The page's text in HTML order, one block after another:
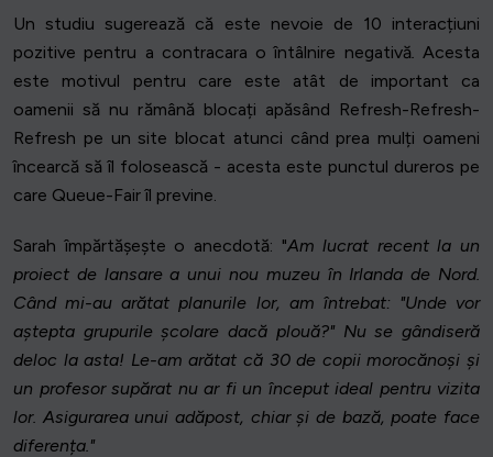
Un studiu sugerează că este nevoie de 10 interacțiuni
pozitive pentru a contracara o întâlnire negativă
Acesta
este motivul pentru care este atât de important ca
oamenii să nu rămână blocați apăsând Refresh-Refresh-
Refresh pe un site blocat atunci când prea mulți oameni
încearcă să îl folosească - acesta este punctul dureros pe
care Queue-Fair îl previne.
Sarah împărtășește o anecdotă: "Am lucrat recent la un
proiect de lansare a unui nou muzeu în Irlanda de Nord.
Când mi-au arătat planurile lor, am întrebat: "Unde vor
aștepta grupurile școlare dacă plouă?" Nu se gândiseră
deloc la asta! Le-am arătat că 30 de copii morocănoși și
un profesor supărat nu ar fi un început ideal pentru vizita
lor. Asigurarea unui adăpost, chiar și de bază, poate face
diferența."